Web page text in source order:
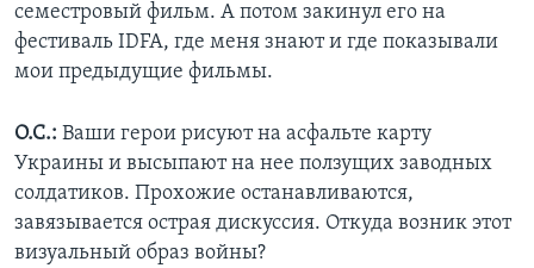
семестровый фильм. А потом закинул его на
фестиваль IDFA, где меня знают и где показывали
мои предыдущие фильмы.
О.С.: Ваши герои рисуют на асфальте карту
Украины и высыпают на нее ползущих заводных
солдатиков. Прохожие останавливаются,
завязывается острая дискуссия. Откуда возник этот
визуальный образ войны?